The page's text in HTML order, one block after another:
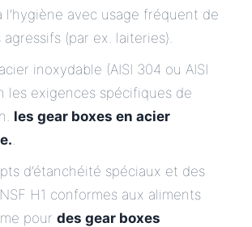
l’hygiène avec usage fréquent de
(par ex. laiteries).
inoxydable (AISI 304 ou AISI
les exigences spécifiques de
les gear boxes en acier
.
d’étanchéité spéciaux et des
H1 conformes aux aliments
pour des gear boxes